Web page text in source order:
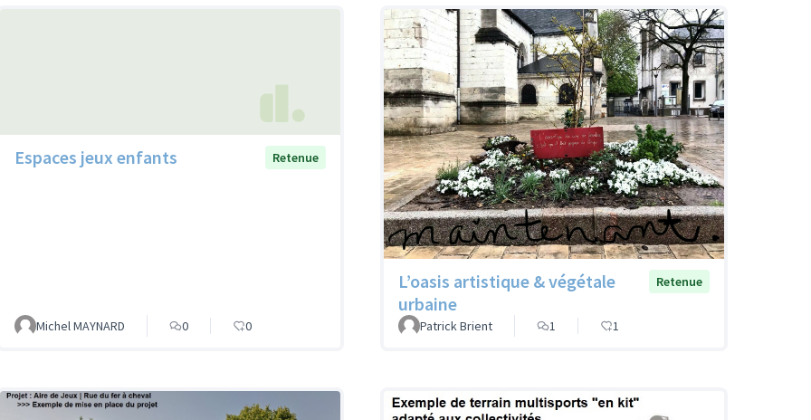
Espaces jeux enfants Retenue
Michel MAYNARD 0 0
L’oasis artistique & végétale
urbaine
Retenue
Patrick Brient 1 1